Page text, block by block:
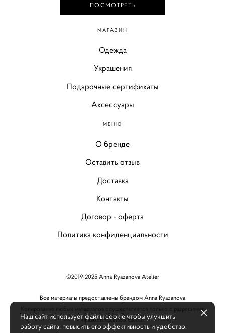
ПОСМОТРЕТЬ
МАГАЗИН
Одежда
Украшения
Подарочные сертификаты
Аксессуары
МЕНЮ
О бренде
Оставить отзыв
Доставка
Контакты
Договор - оферта
Политика конфиденциальности
©2019-2025 Anna Ryazanova Atelier
Все материалы предоставлены брендом Anna Ryazanova
Копирование любых материалов осуществляется только с разрешения
правообладателя сайта.
Наш сайт использует файлы cookie чтобы улучшить
работу сайта, повысить его эффективность и удобство.